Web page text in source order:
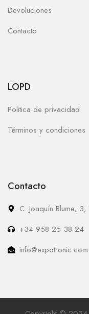
Devoluciones
Contacto
LOPD
Politica de privacidad
Términos y condiciones
Contacto
C. Joaquín Blume,
+34 958 25 38 24
info@expotronic.com